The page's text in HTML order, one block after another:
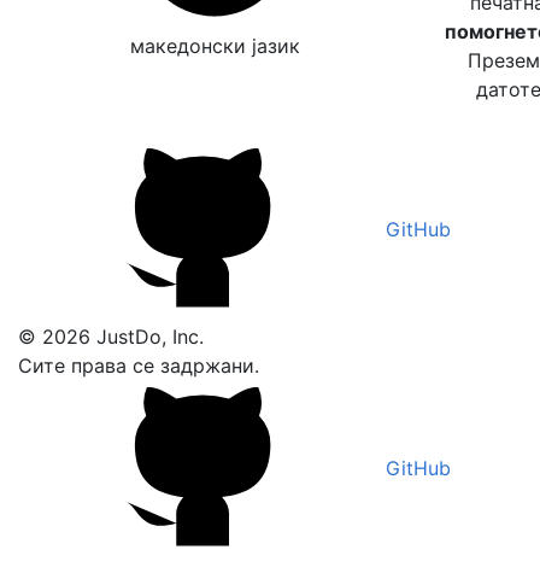
македонски јазик
GitHub
© 2026 JustDo, Inc.
Сите права се задржани.
GitHub